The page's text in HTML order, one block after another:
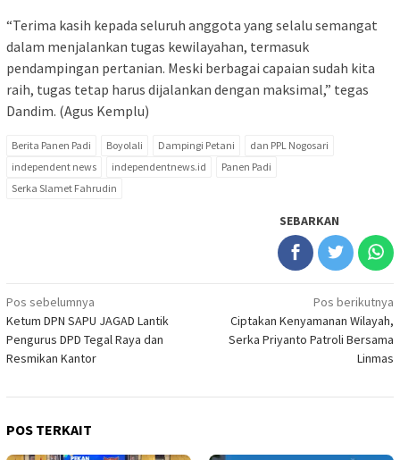
“Terima kasih kepada seluruh anggota yang selalu semangat
dalam menjalankan tugas kewilayahan, termasuk
pendampingan pertanian. Meski berbagai capaian sudah kita
raih, tugas tetap harus dijalankan dengan maksimal,” tegas
Dandim. (Agus Kemplu)
Berita Panen Padi Boyolali Dampingi Petani
dan PPL Nogosari
independent news
independentnews.id
Panen Padi
Serka Slamet Fahrudin
SEBARKAN
Navigasi
pos
Pos sebelumnya
Ketum DPN SAPU JAGAD Lantik
Pengurus DPD Tegal Raya dan
Resmikan Kantor
Pos berikutnya
Ciptakan Kenyamanan Wilayah,
Serka Priyanto Patroli Bersama
Linmas
POS TERKAIT